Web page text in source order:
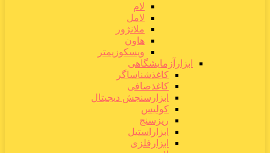
لام
لامل
ملانژور
هاون
ویسکوزیمتر
ابزارآزمایشگاهی
کاغذشناساگر
کاغذصافی
ابزارسنجش دیجیتال
کولیس
ریزسنج
ابزاراستیل
ابزارفلزی